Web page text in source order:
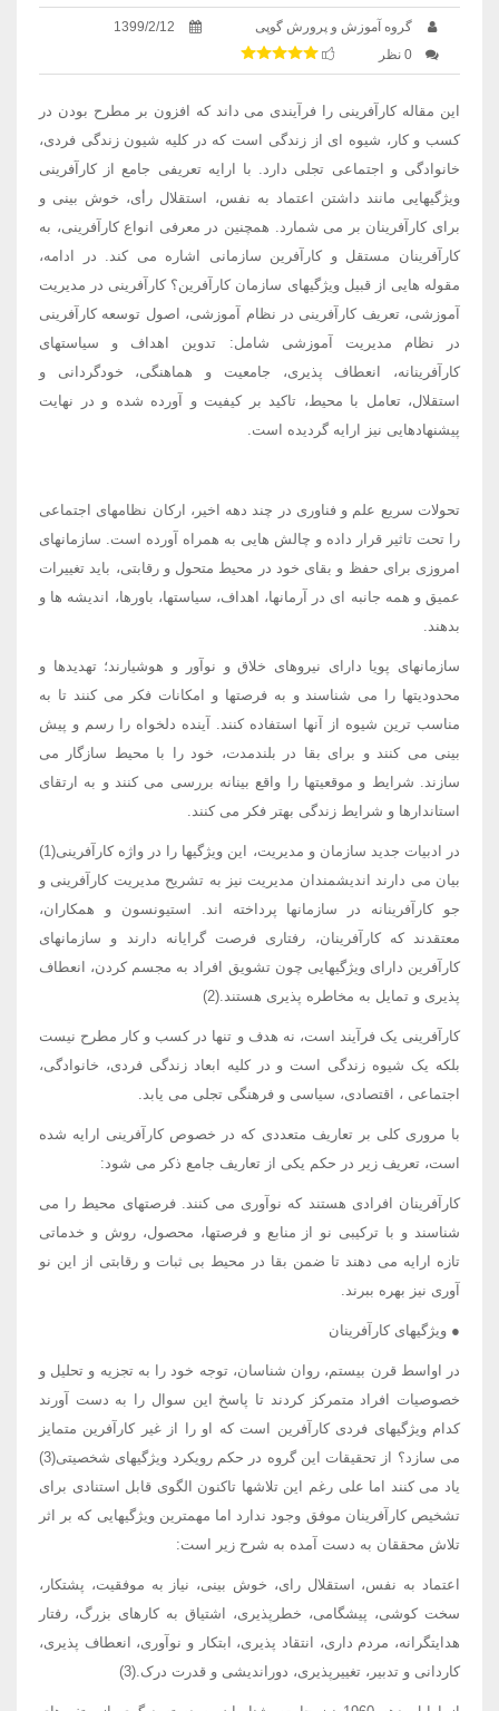
گروه آموزش و پرورش گوپی
1399/2/12
0 نظر
این مقاله کارآفرینی را فرآیندی می داند که افزون بر مطرح بودن در
کسب و کار، شیوه ای از زندگی است که در کلیه شیون زندگی فردی،
خانوادگی و اجتماعی تجلی دارد. با ارایه تعریفی جامع از کارآفرینی
ویژگیهایی مانند داشتن اعتماد به نفس، استقلال رأی، خوش بینی و
برای کارآفرینان بر می شمارد. همچنین در معرفی انواع کارآفرینی، به
کارآفرینان مستقل و کارآفرین سازمانی اشاره می کند. در ادامه،
مقوله هایی از قبیل ویژگیهای سازمان کارآفرین؟ کارآفرینی در مدیریت
آموزشی، تعریف کارآفرینی در نظام آموزشی، اصول توسعه کارآفرینی
در نظام مدیریت آموزشی شامل: تدوین اهداف و سیاستهای
کارآفرینانه، انعطاف پذیری، جامعیت و هماهنگی، خودگردانی و
استقلال، تعامل با محیط، تاکید بر کیفیت و آورده شده و در نهایت
پیشنهادهایی نیز ارایه گردیده است.
تحولات سریع علم و فناوری در چند دهه اخیر، ارکان نظامهای اجتماعی
را تحت تاثیر قرار داده و چالش هایی به همراه آورده است. سازمانهای
امروزی برای حفظ و بقای خود در محیط متحول و رقابتی، باید تغییرات
عمیق و همه جانبه ای در آرمانها، اهداف، سیاستها، باورها، اندیشه ها و
بدهند.
سازمانهای پویا دارای نیروهای خلاق و نوآور و هوشیارند؛ تهدیدها و
محدودیتها را می شناسند و به فرصتها و امکانات فکر می کنند تا به
مناسب ترین شیوه از آنها استفاده کنند. آینده دلخواه را رسم و پیش
بینی می کنند و برای بقا در بلندمدت، خود را با محیط سازگار می
سازند. شرایط و موقعیتها را واقع بینانه بررسی می کنند و به ارتقای
استاندارها و شرایط زندگی بهتر فکر می کنند.
در ادبیات جدید سازمان و مدیریت، این ویژگیها را در واژه کارآفرینی(1)
بیان می دارند اندیشمندان مدیریت نیز به تشریح مدیریت کارآفرینی و
جو کارآفرینانه در سازمانها پرداخته اند. استیونسون و همکاران،
معتقدند که کارآفرینان، رفتاری فرصت گرایانه دارند و سازمانهای
کارآفرین دارای ویژگیهایی چون تشویق افراد به مجسم کردن، انعطاف
پذیری و تمایل به مخاطره پذیری هستند.(2)
کارآفرینی یک فرآیند است، نه هدف و تنها در کسب و کار مطرح نیست
بلکه یک شیوه زندگی است و در کلیه ابعاد زندگی فردی، خانوادگی،
اجتماعی ، اقتصادی، سیاسی و فرهنگی تجلی می یابد.
با مروری کلی بر تعاریف متعددی که در خصوص کارآفرینی ارایه شده
است، تعریف زیر در حکم یکی از تعاریف جامع ذکر می شود:
کارآفرینان افرادی هستند که نوآوری می کنند. فرصتهای محیط را می
شناسند و با ترکیبی نو از منابع و فرصتها، محصول، روش و خدماتی
تازه ارایه می دهند تا ضمن بقا در محیط بی ثبات و رقابتی از این نو
آوری نیز بهره ببرند.
● ویژگیهای کارآفرینان
در اواسط قرن بیستم، روان شناسان، توجه خود را به تجزیه و تحلیل و
خصوصیات افراد متمرکز کردند تا پاسخ این سوال را به دست آورند
کدام ویژگیهای فردی کارآفرین است که او را از غیر کارآفرین متمایز
می سازد؟ از تحقیقات این گروه در حکم رویکرد ویژگیهای شخصیتی(3)
یاد می کنند اما علی رغم این تلاشها تاکنون الگوی قابل استنادی برای
تشخیص کارآفرینان موفق وجود ندارد اما مهمترین ویژگیهایی که بر اثر
تلاش محققان به دست آمده به شرح زیر است:
اعتماد به نفس، استقلال رای، خوش بینی، نیاز به موفقیت، پشتکار،
سخت کوشی، پیشگامی، خطرپذیری، اشتیاق به کارهای بزرگ، رفتار
هدایتگرانه، مردم داری، انتقاد پذیری، ابتکار و نوآوری، انعطاف پذیری،
کاردانی و تدبیر، تغییرپذیری، دوراندیشی و قدرت درک.(3)